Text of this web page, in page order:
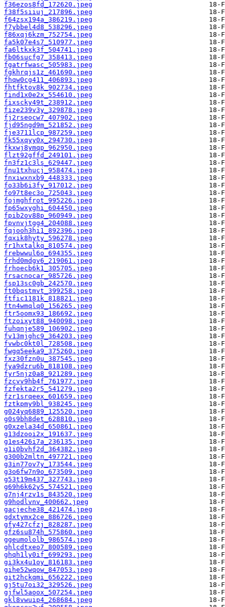
f36ezos8fd_172620.jpeg
f38f5siiuj_217896.jpeg
f64zsx194a_386219.jpeg
f7ybbel4d8_538296.jpeg
f86xqj6kzm_752754.jpeg
fa5k07e4s7_510977.jpeg
fa6ltkxk3f_504741.jpeg
fb06sucfg7_358413.jpeg
fgatrfwasc_505983.jpeg
fgkhrqjs1z_461690.jpeg
fhqw0cg411_406893.jpeg
fhtfktov8k_902734.jpeg
find1x0e2x_554610.jpeg
fixscky49t_238912.jpeg
fize239v3y_329878.jpeg
fj2rseocw7_407902.jpeg
fjd95ngd9m_521852.jpeg
fje3711lcp_987259.jpeg
fk55xqyy0x_294730.jpeg
fkxwj8ymqp_962950.jpeg
flzt92gffd_249101.jpeg
fn3fz1c3ls_629447.jpeg
fnu1txhucj_958474.jpeg
fnxiwxnxb9_448333.jpeg
fo33b6i3fy_917012.jpeg
fo97t8ec3o_725043.jpeg
fojmghfrot_995226.jpeg
fp65wxyghi_604450.jpeg
fpib2ov88p_960949.jpeg
fpvnvjtgg4_204088.jpeg
fqjooh3hi1_892396.jpeg
fqxik8hyty_596278.jpeg
fr1hxtalkq_810574.jpeg
frebwwul6o_694355.jpeg
frhd0mdgv6_219061.jpeg
frhoecb6k1_305705.jpeg
frsacnocar_985726.jpeg
fsp13sc0gb_242570.jpeg
ft0bqstmvt_399258.jpeg
ftfic1181k_818821.jpeg
ftn4wmqlq0_156265.jpeg
ftr5oomx93_186692.jpeg
ftzoixyt88_940098.jpeg
fuhqnje589_106902.jpeg
fv13mjghc9_364203.jpeg
fvwbc0kt0l_728508.jpeg
fwgq5eeka9_375260.jpeg
fxz30fzn0u_387545.jpeg
fya9dzru6b_818108.jpeg
fyr5njz0a8_921289.jpeg
fzcvv9hb4f_761977.jpeg
fzfekta2r5_541279.jpeg
fzr1srqeex_601659.jpeg
fztkpmy9bl_938245.jpeg
g024yq6889_125520.jpeg
g0s9bh8det_628810.jpeg
g0xzela34d_650861.jpeg
g13dzooi2x_191637.jpeg
g1es426i7a_236135.jpeg
g1i0bvhf2d_364382.jpeg
g300b2mltn_497721.jpeg
g3in77ov7y_173544.jpeg
g3o6fw7n9o_673509.jpeg
g53t19m437_327743.jpeg
g69h6k62y5_574521.jpeg
g7nj4rzv1s_843520.jpeg
g9hodlvnv_400662.jpeg
gacjeche38_421474.jpeg
gdxtymx2ce_886726.jpeg
gfy427cfzj_828287.jpeg
gfz6su874h_575860.jpeg
ggeumololb_986574.jpeg
ghlcdtxeo7_800589.jpeg
ghqh1ly0if_699293.jpeg
gi3kx4u1oy_816183.jpeg
gihe52wqow_847053.jpeg
git2hckqmi_656222.jpeg
gj5tu7oi32_329526.jpeg
gjfwl5aoox_507254.jpeg
gkl8vwuip4_268684.jpeg